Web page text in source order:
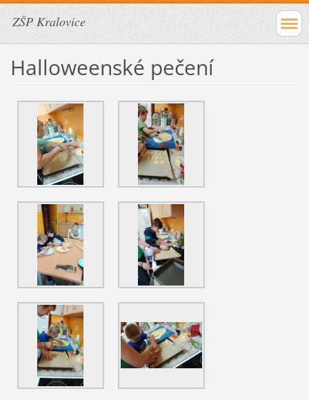
ZŠP Kralovice
Halloweenské pečení